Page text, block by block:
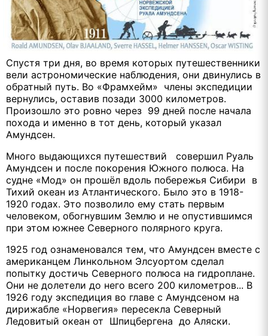
Спустя три дня, во время которых путешественники
вели астрономические наблюдения, они двинулись в
обратный путь. Во «Фрамхейм» члены экспедиции
вернулись, оставив позади 3000 километров.
Произошло это ровно через 99 дней после начала
похода и именно в тот день, который указал
Амундсен.
Много выдающихся путешествий совершил Руаль
Амундсен и после покорения Южного полюса. На
судне «Мод» он прошёл вдоль побережья Сибири в
Тихий океан из Атлантического. Было это в 1918-
1920 годах. Это позволило ему стать первым
человеком, обогнувшим Землю и не опустившимся
при этом южнее Северного полярного круга.
1925 год ознаменовался тем, что Амундсен вместе с
американцем Линкольном Элсуортом сделал
попытку достичь Северного полюса на гидроплане.
Они не долетели до него всего 200 километров... В
1926 году экспедиция во главе с Амундсеном на
дирижабле «Норвегия» пересекла Северный
Ледовитый океан от Шпицбергена до Аляски.